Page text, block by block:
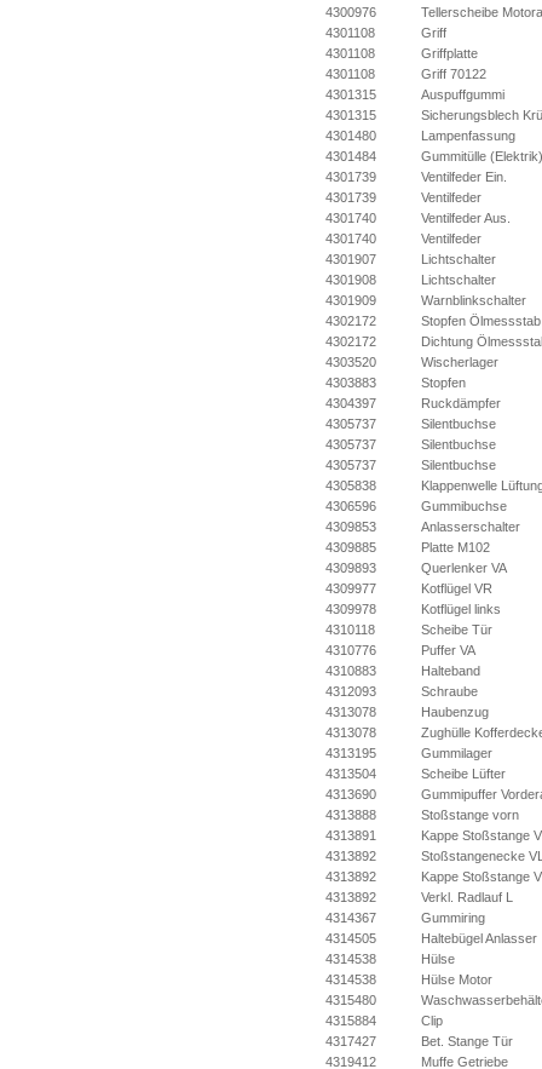
4300976
Tellerscheibe
4301108
Griff
4301108
Griffplatte
4301108
Griff 70122
4301315
Auspuffgummi
4301315
Sicherungsblech
4301480
Lampenfassung
4301484
Gummitülle (Elektrik)
4301739
Ventilfeder Ein.
4301739
Ventilfeder
4301740
Ventilfeder Aus.
4301740
Ventilfeder
4301907
Lichtschalter
4301908
Lichtschalter
4301909
Warnblinkschalter
4302172
Stopfen Ölmessstab
4302172
Dichtung
4303520
Wischerlager
4303883
Stopfen
4304397
Ruckdämpfer
4305737
Silentbuchse
4305737
Silentbuchse
4305737
Silentbuchse
4305838
Klappenwelle
4306596
Gummibuchse
4309853
Anlasserschalter
4309885
Platte M102
4309893
Querlenker VA
4309977
Kotflügel VR
4309978
Kotflügel links
4310118
Scheibe Tür
4310776
Puffer VA
4310883
Halteband
4312093
Schraube
4313078
Haubenzug
4313078
Zughülle
4313195
Gummilager
4313504
Scheibe Lüfter
4313690
Gummipuffer
4313888
Stoßstange vorn
4313891
Kappe Stoßstange
4313892
Stoßstangenecke
4313892
Kappe Stoßstange
4313892
Verkl. Radlauf L
4314367
Gummiring
4314505
Haltebügel Anlasser
4314538
Hülse
4314538
Hülse Motor
4315480
4315884
Clip
4317427
Bet. Stange Tür
4319412
Muffe Getriebe